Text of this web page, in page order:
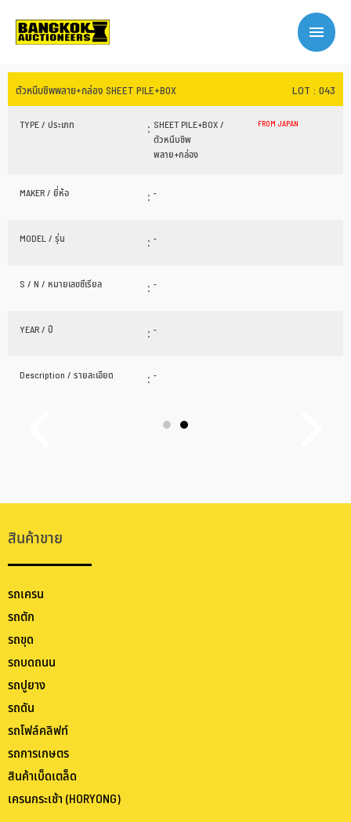
ตัวหนีบชิพพลาย+กล่อง SHEET PILE+BOX LOT : 043
TYPE / ประเภท : SHEET PILE+BOX /
ตัวหนีบชิพ
พลาย+กล่อง
FROM JAPAN
MAKER / ยี่ห้อ : -
MODEL / รุ่น : -
S / N / หมายเลขซีเรียล : -
YEAR / ปี : -
Description / รายละเอียด : -
สินค้าขาย
รถเครน
รถตัก
รถขุด
รถบดถนน
รถปูยาง
รถดัน
รถโฟล์คลิฟท์
รถการเกษตร
สินค้าเบ็ดเตล็ด
เครนกระเช้า (HORYONG)